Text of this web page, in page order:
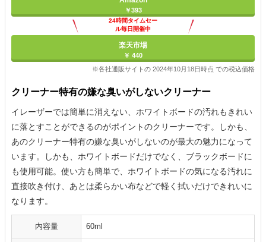
￥393
24時間タイムセー
ル毎日開催中
楽天市場
￥ 440
※各社通販サイトの 2024年10月18日時点 での税込価格
クリーナー特有の嫌な臭いがしないクリーナー
イレーザーでは簡単に消えない、ホワイトボードの汚れもきれい
に落とすことができるのがポイントのクリーナーです。しかも、
あのクリーナー特有の嫌な臭いがしないのが最大の魅力になって
います。しかも、ホワイトボードだけでなく、ブラックボードに
も使用可能。使い方も簡単で、ホワイトボードの気になる汚れに
直接吹き付け、あとは柔らかい布などで軽く拭いだけできれいに
なります。
内容量 60ml